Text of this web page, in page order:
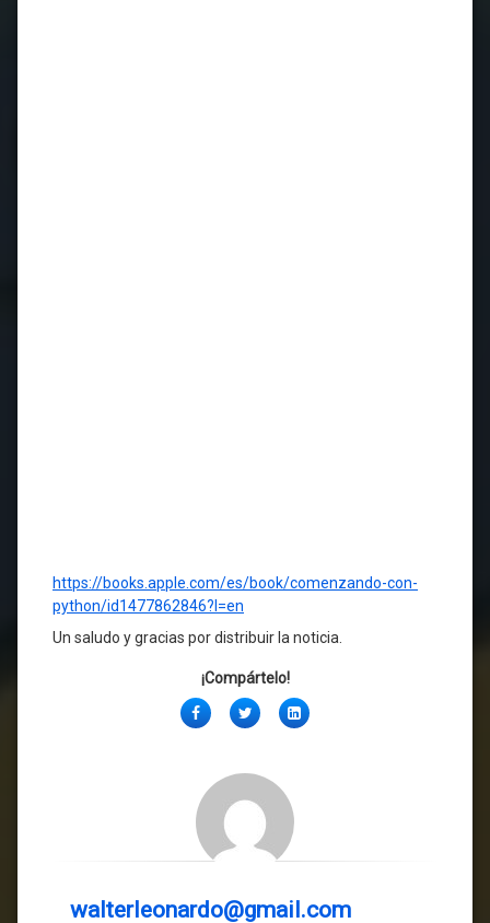
https://books.apple.com/es/book/comenzando-con-
python/id1477862846?l=en
Un saludo y gracias por distribuir la noticia.
¡Compártelo!
FacebookTwitterLinkedIn
walterleonardo@gmail.com